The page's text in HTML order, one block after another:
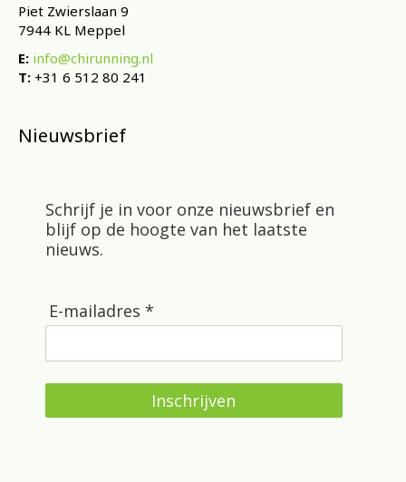
Piet Zwierslaan 9
7944 KL Meppel
E: info@chirunning.nl
T: +31 6 512 80 241
Nieuwsbrief
Schrijf je in voor onze nieuwsbrief en
blijf op de hoogte van het laatste
nieuws.
E-mailadres *
Inschrijven